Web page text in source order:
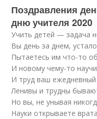
Поздравления
дню учителя 2020
Учить детей — задача
Вы день за днем,
Пытаетесь им что-то
И новому чему-то
И труд ваш ежедневный
Ленивы и трудны
Но вы, не унывая
Науки открываете